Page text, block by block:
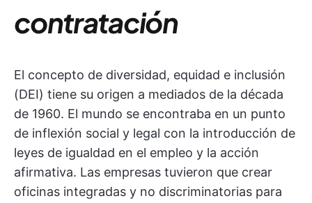
contratación
El concepto de diversidad, equidad e inclusión
(DEI) tiene su origen a mediados de la década
de 1960. El mundo se encontraba en un punto
de inflexión social y legal con la introducción de
leyes de igualdad en el empleo y la acción
afirmativa. Las empresas tuvieron que crear
oficinas integradas y no discriminatorias para